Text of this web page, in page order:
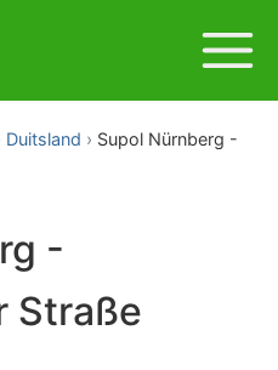
Duitsland
Supol Nürnberg -
-
Straße